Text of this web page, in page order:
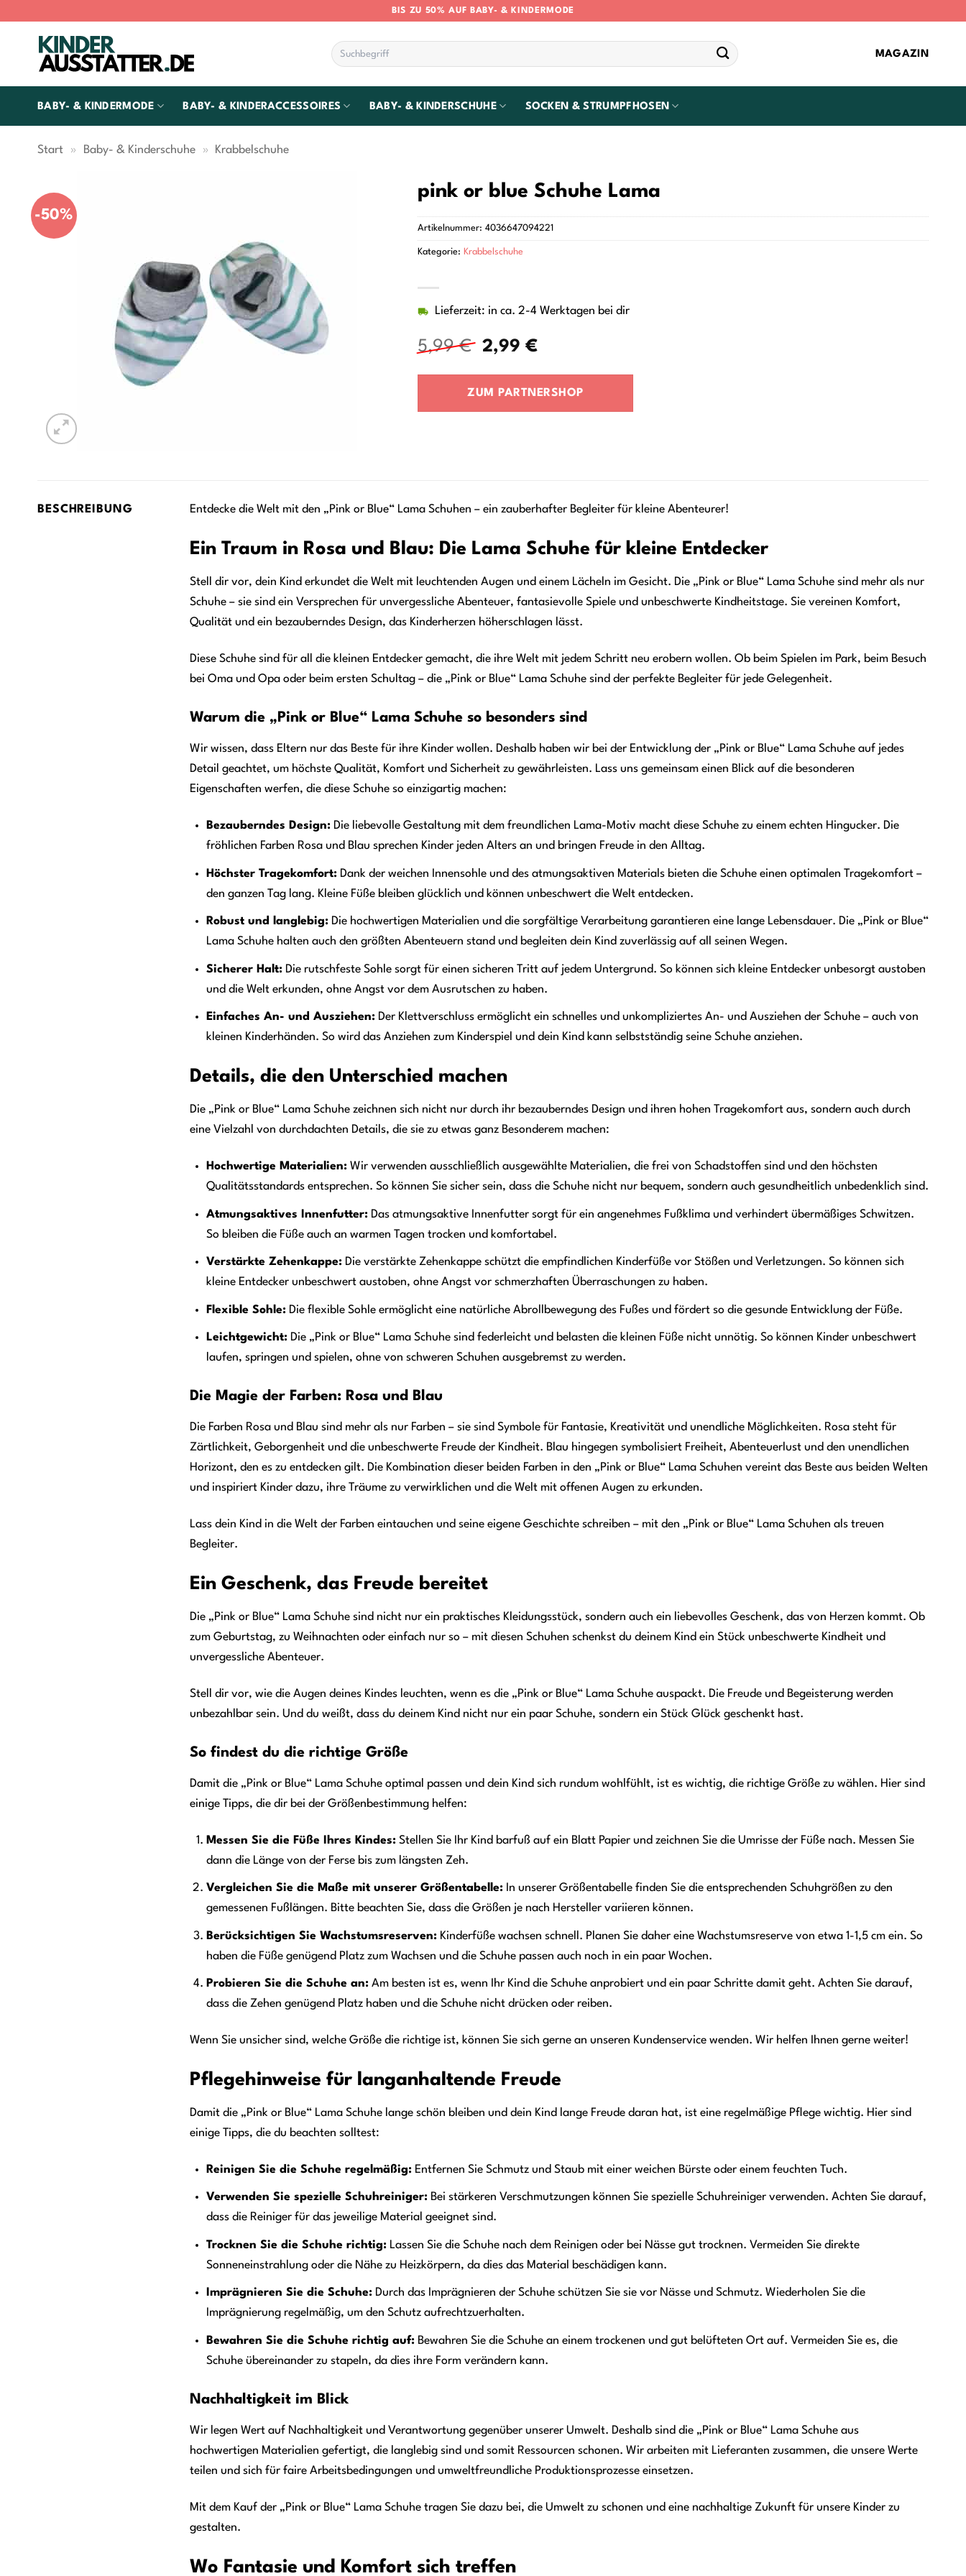
springen
BIS ZU 50% AUF BABY- & KINDERMODE
Suchen
nach:
MAGAZIN
BABY- & KINDERMODE BABY- & KINDERACCESSOIRES BABY- & KINDERSCHUHE SOCKEN & STRUMPFHOSEN
Start » Baby- & Kinderschuhe » Krabbelschuhe
-50%
pink or blue Schuhe Lama
5,99€
Ursprünglicher
war:
2,99€Aktueller
ist:
2,99 €.
Lieferzeit: in ca. 2-4 Werktagen bei dir
ZUM PARTNERSHOP
Artikelnummer:4036647094221
Kategorie: Krabbelschuhe
BESCHREIBUNG Entdecke die Welt mit den „Pink or Blue“ Lama Schuhen – ein zauberhafter Begleiter für kleine Abenteurer!
Ein Traum in Rosa und Blau: Die Lama Schuhe für kleine Entdecker
Stell dir vor, dein Kind erkundet die Welt mit leuchtenden Augen und einem Lächeln im Gesicht. Die „Pink or Blue“ Lama Schuhe sind mehr als nur
Schuhe – sie sind ein Versprechen für unvergessliche Abenteuer, fantasievolle Spiele und unbeschwerte Kindheitstage. Sie vereinen Komfort,
Qualität und ein bezauberndes Design, das Kinderherzen höherschlagen lässt.
Diese Schuhe sind für all die kleinen Entdecker gemacht, die ihre Welt mit jedem Schritt neu erobern wollen. Ob beim Spielen im Park, beim Besuch
bei Oma und Opa oder beim ersten Schultag – die „Pink or Blue“ Lama Schuhe sind der perfekte Begleiter für jede Gelegenheit.
Warum die „Pink or Blue“ Lama Schuhe so besonders sind
Wir wissen, dass Eltern nur das Beste für ihre Kinder wollen. Deshalb haben wir bei der Entwicklung der „Pink or Blue“ Lama Schuhe auf jedes
Detail geachtet, um höchste Qualität, Komfort und Sicherheit zu gewährleisten. Lass uns gemeinsam einen Blick auf die besonderen
Eigenschaften werfen, die diese Schuhe so einzigartig machen:
Bezauberndes Design: Die liebevolle Gestaltung mit dem freundlichen Lama-Motiv macht diese Schuhe zu einem echten Hingucker. Die
fröhlichen Farben Rosa und Blau sprechen Kinder jeden Alters an und bringen Freude in den Alltag.
Höchster Tragekomfort: Dank der weichen Innensohle und des atmungsaktiven Materials bieten die Schuhe einen optimalen Tragekomfort –
den ganzen Tag lang. Kleine Füße bleiben glücklich und können unbeschwert die Welt entdecken.
Robust und langlebig: Die hochwertigen Materialien und die sorgfältige Verarbeitung garantieren eine lange Lebensdauer. Die „Pink or Blue“
Lama Schuhe halten auch den größten Abenteuern stand und begleiten dein Kind zuverlässig auf all seinen Wegen.
Sicherer Halt: Die rutschfeste Sohle sorgt für einen sicheren Tritt auf jedem Untergrund. So können sich kleine Entdecker unbesorgt austoben
und die Welt erkunden, ohne Angst vor dem Ausrutschen zu haben.
Einfaches An- und Ausziehen: Der Klettverschluss ermöglicht ein schnelles und unkompliziertes An- und Ausziehen der Schuhe – auch von
kleinen Kinderhänden. So wird das Anziehen zum Kinderspiel und dein Kind kann selbstständig seine Schuhe anziehen.
Details, die den Unterschied machen
Die „Pink or Blue“ Lama Schuhe zeichnen sich nicht nur durch ihr bezauberndes Design und ihren hohen Tragekomfort aus, sondern auch durch
eine Vielzahl von durchdachten Details, die sie zu etwas ganz Besonderem machen:
Hochwertige Materialien: Wir verwenden ausschließlich ausgewählte Materialien, die frei von Schadstoffen sind und den höchsten
Qualitätsstandards entsprechen. So können Sie sicher sein, dass die Schuhe nicht nur bequem, sondern auch gesundheitlich unbedenklich sind.
Atmungsaktives Innenfutter: Das atmungsaktive Innenfutter sorgt für ein angenehmes Fußklima und verhindert übermäßiges Schwitzen.
So bleiben die Füße auch an warmen Tagen trocken und komfortabel.
Verstärkte Zehenkappe: Die verstärkte Zehenkappe schützt die empfindlichen Kinderfüße vor Stößen und Verletzungen. So können sich
kleine Entdecker unbeschwert austoben, ohne Angst vor schmerzhaften Überraschungen zu haben.
Flexible Sohle: Die flexible Sohle ermöglicht eine natürliche Abrollbewegung des Fußes und fördert so die gesunde Entwicklung der Füße.
Leichtgewicht: Die „Pink or Blue“ Lama Schuhe sind federleicht und belasten die kleinen Füße nicht unnötig. So können Kinder unbeschwert
laufen, springen und spielen, ohne von schweren Schuhen ausgebremst zu werden.
Die Magie der Farben: Rosa und Blau
Die Farben Rosa und Blau sind mehr als nur Farben – sie sind Symbole für Fantasie, Kreativität und unendliche Möglichkeiten. Rosa steht für
Zärtlichkeit, Geborgenheit und die unbeschwerte Freude der Kindheit. Blau hingegen symbolisiert Freiheit, Abenteuerlust und den unendlichen
Horizont, den es zu entdecken gilt. Die Kombination dieser beiden Farben in den „Pink or Blue“ Lama Schuhen vereint das Beste aus beiden Welten
und inspiriert Kinder dazu, ihre Träume zu verwirklichen und die Welt mit offenen Augen zu erkunden.
Lass dein Kind in die Welt der Farben eintauchen und seine eigene Geschichte schreiben – mit den „Pink or Blue“ Lama Schuhen als treuen
Begleiter.
Ein Geschenk, das Freude bereitet
Die „Pink or Blue“ Lama Schuhe sind nicht nur ein praktisches Kleidungsstück, sondern auch ein liebevolles Geschenk, das von Herzen kommt. Ob
zum Geburtstag, zu Weihnachten oder einfach nur so – mit diesen Schuhen schenkst du deinem Kind ein Stück unbeschwerte Kindheit und
unvergessliche Abenteuer.
Stell dir vor, wie die Augen deines Kindes leuchten, wenn es die „Pink or Blue“ Lama Schuhe auspackt. Die Freude und Begeisterung werden
unbezahlbar sein. Und du weißt, dass du deinem Kind nicht nur ein paar Schuhe, sondern ein Stück Glück geschenkt hast.
So findest du die richtige Größe
Damit die „Pink or Blue“ Lama Schuhe optimal passen und dein Kind sich rundum wohlfühlt, ist es wichtig, die richtige Größe zu wählen. Hier sind
einige Tipps, die dir bei der Größenbestimmung helfen:
Messen Sie die Füße Ihres Kindes: Stellen Sie Ihr Kind barfuß auf ein Blatt Papier und zeichnen Sie die Umrisse der Füße nach. Messen Sie
dann die Länge von der Ferse bis zum längsten Zeh.
Vergleichen Sie die Maße mit unserer Größentabelle: In unserer Größentabelle finden Sie die entsprechenden Schuhgrößen zu den
gemessenen Fußlängen. Bitte beachten Sie, dass die Größen je nach Hersteller variieren können.
Berücksichtigen Sie Wachstumsreserven: Kinderfüße wachsen schnell. Planen Sie daher eine Wachstumsreserve von etwa 1-1,5 cm ein. So
haben die Füße genügend Platz zum Wachsen und die Schuhe passen auch noch in ein paar Wochen.
Probieren Sie die Schuhe an: Am besten ist es, wenn Ihr Kind die Schuhe anprobiert und ein paar Schritte damit geht. Achten Sie darauf,
dass die Zehen genügend Platz haben und die Schuhe nicht drücken oder reiben.
Wenn Sie unsicher sind, welche Größe die richtige ist, können Sie sich gerne an unseren Kundenservice wenden. Wir helfen Ihnen gerne weiter!
Pflegehinweise für langanhaltende Freude
Damit die „Pink or Blue“ Lama Schuhe lange schön bleiben und dein Kind lange Freude daran hat, ist eine regelmäßige Pflege wichtig. Hier sind
einige Tipps, die du beachten solltest:
Reinigen Sie die Schuhe regelmäßig: Entfernen Sie Schmutz und Staub mit einer weichen Bürste oder einem feuchten Tuch.
Verwenden Sie spezielle Schuhreiniger: Bei stärkeren Verschmutzungen können Sie spezielle Schuhreiniger verwenden. Achten Sie darauf,
dass die Reiniger für das jeweilige Material geeignet sind.
Trocknen Sie die Schuhe richtig: Lassen Sie die Schuhe nach dem Reinigen oder bei Nässe gut trocknen. Vermeiden Sie direkte
Sonneneinstrahlung oder die Nähe zu Heizkörpern, da dies das Material beschädigen kann.
Imprägnieren Sie die Schuhe: Durch das Imprägnieren der Schuhe schützen Sie sie vor Nässe und Schmutz. Wiederholen Sie die
Imprägnierung regelmäßig, um den Schutz aufrechtzuerhalten.
Bewahren Sie die Schuhe richtig auf: Bewahren Sie die Schuhe an einem trockenen und gut belüfteten Ort auf. Vermeiden Sie es, die
Schuhe übereinander zu stapeln, da dies ihre Form verändern kann.
Nachhaltigkeit im Blick
Wir legen Wert auf Nachhaltigkeit und Verantwortung gegenüber unserer Umwelt. Deshalb sind die „Pink or Blue“ Lama Schuhe aus
hochwertigen Materialien gefertigt, die langlebig sind und somit Ressourcen schonen. Wir arbeiten mit Lieferanten zusammen, die unsere Werte
teilen und sich für faire Arbeitsbedingungen und umweltfreundliche Produktionsprozesse einsetzen.
Mit dem Kauf der „Pink or Blue“ Lama Schuhe tragen Sie dazu bei, die Umwelt zu schonen und eine nachhaltige Zukunft für unsere Kinder zu
gestalten.
Wo Fantasie und Komfort sich treffen